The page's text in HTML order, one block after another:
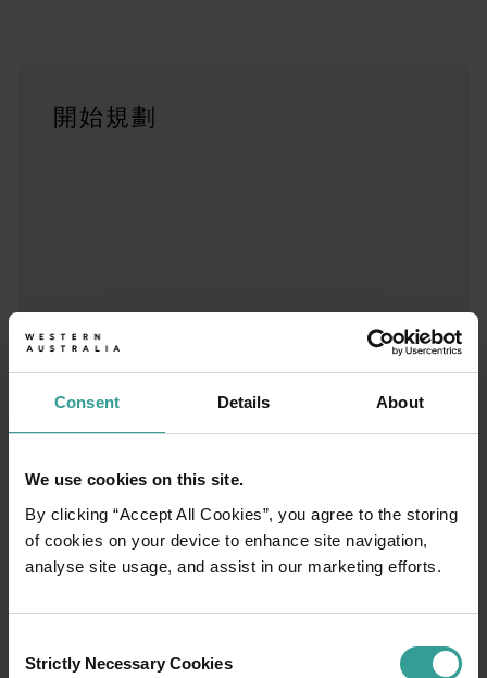
Consent Details About
We use cookies on this site.
By clicking “Accept All Cookies”, you agree to the storing
of cookies on your device to enhance site navigation,
analyse site usage, and assist in our marketing efforts.
Selection
Strictly Necessary Cookies
<p>準備好探索西澳州了嗎？瀏覽一下這些位於西澳州各地的
開始規劃
01/03